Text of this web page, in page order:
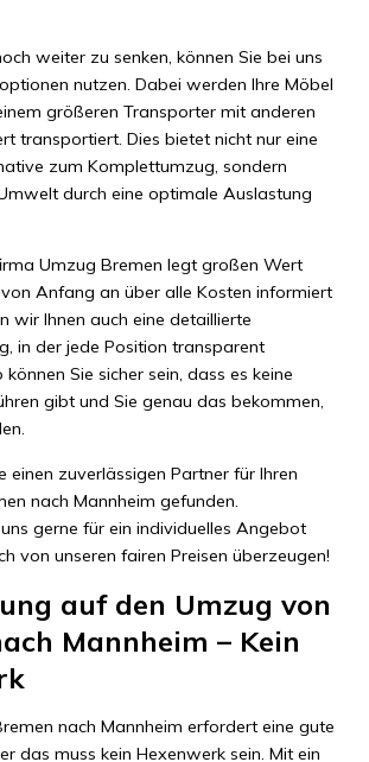
weiter zu senken, können Sie bei uns
nutzen. Dabei werden Ihre Möbel
größeren Transporter mit anderen
transportiert. Dies bietet nicht nur eine
zum Komplettumzug, sondern
durch eine optimale Auslastung
Umzug Bremen legt großen Wert
Anfang an über alle Kosten informiert
wir Ihnen auch eine detaillierte
in der jede Position transparent
Sie sicher sein, dass es keine
gibt und Sie genau das bekommen,
einen zuverlässigen Partner für Ihren
nach Mannheim gefunden.
gerne für ein individuelles Angebot
von unseren fairen Preisen überzeugen!
auf den Umzug von
Mannheim – Kein
nach Mannheim erfordert eine gute
das muss kein Hexenwerk sein. Mit ein